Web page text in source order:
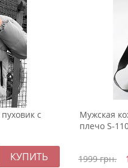
с
Мужская
плечо S-
1999грн.